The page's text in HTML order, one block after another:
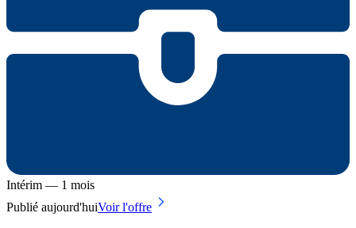
Intérim — 1 mois
Publié aujourd'huiVoir l'offre